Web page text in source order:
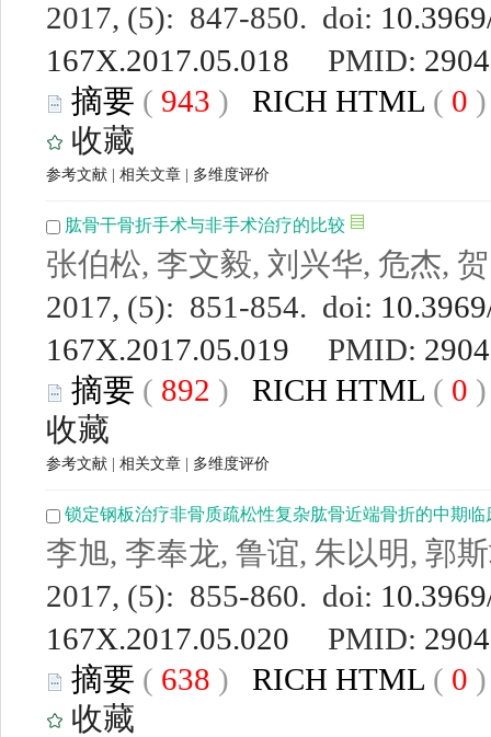
2017, (5): 847-850. doi:
167X.2017.05.018 PMID:
摘要 ( 943 ) RICH HTML ( 0
收藏
参考文献 相关文章 多维度评价
肱骨干骨折手术与非手术治疗的比较
张伯松, 李文毅, 刘兴华, 危杰,
2017, (5): 851-854. doi:
167X.2017.05.019 PMID:
摘要 ( 892 ) RICH HTML ( 0
收藏
参考文献 相关文章 多维度评价
锁定钢板治疗非骨质疏松性复杂肱骨近端骨折的中期
李旭, 李奉龙, 鲁谊, 朱以明, 郭
2017, (5): 855-860. doi:
167X.2017.05.020 PMID:
摘要 ( 638 ) RICH HTML ( 0
收藏